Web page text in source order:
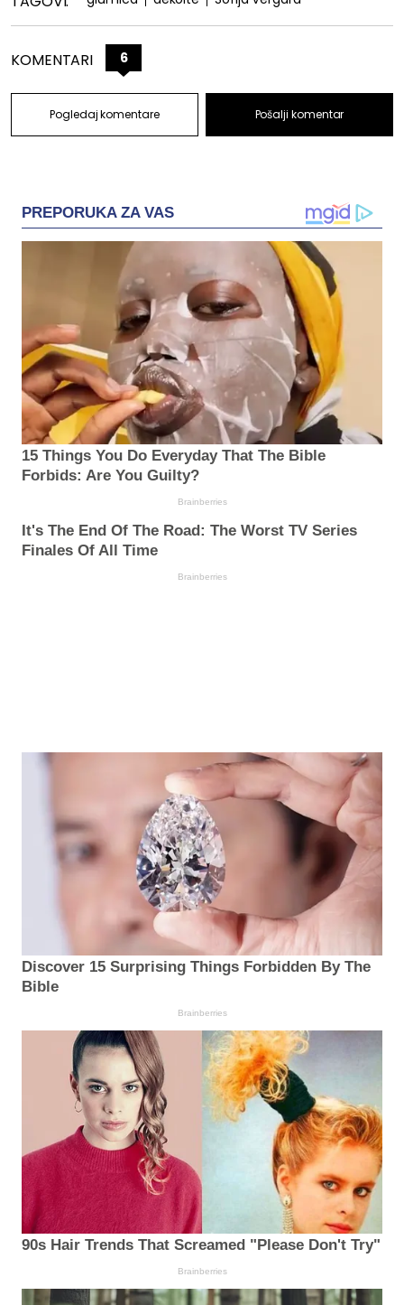
KOMENTARI 6
Pogledaj komentare Pošalji komentar
PREPORUKA ZA VAS
15 Things You Do Everyday That The Bible
Forbids: Are You Guilty?
Brainberries
It's The End Of The Road: The Worst TV Series
Finales Of All Time
Brainberries
Discover 15 Surprising Things Forbidden By The
Bible
Brainberries
90s Hair Trends That Screamed "Please Don't Try"
Brainberries